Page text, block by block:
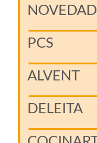
PCS
ALVENT
DELEITA